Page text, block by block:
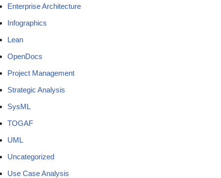
Enterprise Architecture
Infographics
Lean
OpenDocs
Project Management
Strategic Analysis
SysML
TOGAF
UML
Uncategorized
Use Case Analysis